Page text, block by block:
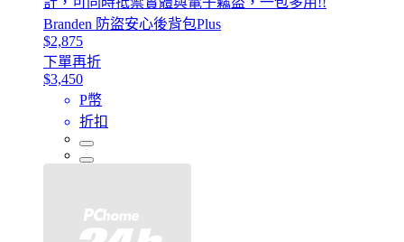
Branden 防盜安心後背包Plus
$2,875
下單再折
$3,450
P幣
折扣